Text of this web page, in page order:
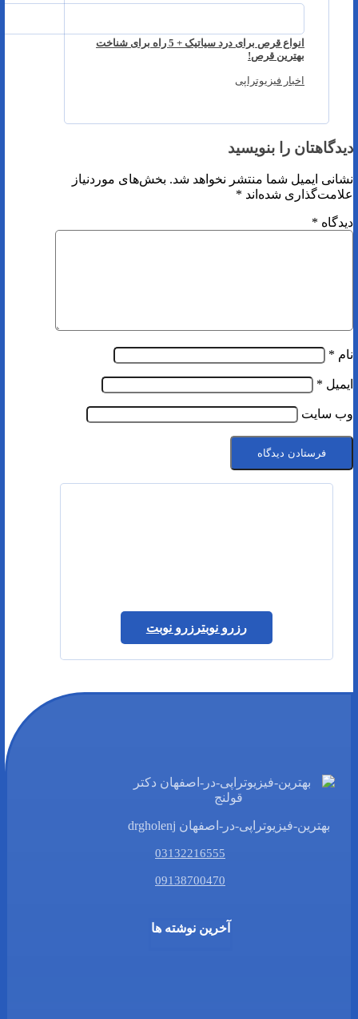
انواع قرص برای درد سیاتیک + 5 راه برای شناخت
بهترین قرص!
اخبار فیزیوتراپی
دیدگاهتان را بنویسید
نشانی ایمیل شما منتشر نخواهد شد. بخش‌های موردنیاز
علامت‌گذاری شده‌اند *
دیدگاه *
نام *
ایمیل *
وب‌ سایت
رزرو نوبترزرو نوبت
بهترین-فیزیوتراپی-در-اصفهان drgholenj
03132216555
09138700470
آخرین نوشته ها